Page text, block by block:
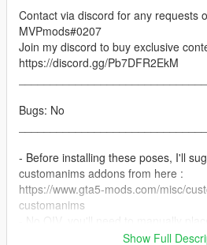
Contact via discord for any requests
MVPmods#0207
Join my discord to buy exclusive
https://discord.gg/Pb7DFR2EkM
Bugs: No
- Before installing these poses, I'll
customanims addons from here :
https://www.gta5-mods.com/misc/
customanims
dlcpacks/customanims/dlc.rpf/x64/
Show Full